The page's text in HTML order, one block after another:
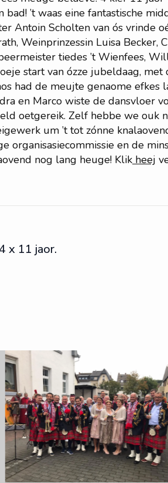
’t waas eine fantastische
Antoin Scholten van ós vrinde
, Weinprinzessin Luisa Becker,
tiedes ’t Wienfees,
start van ózze jubeldaag,
had de meujte genaome efkes
en Marco wiste de dansvloer
oetgereik. Zelf hebbe we ouk
um ’t tot zónne
organisasiecommissie en de
nog lang heuge! Klik heej
x 11 jaor.